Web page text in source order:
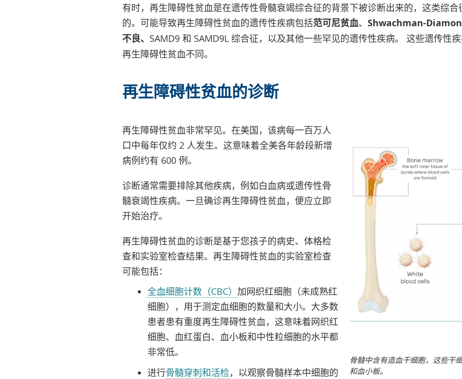
有时，再生障碍性贫血是在遗传性骨髓衰竭综合征的背景下被诊断出来的，这类综
的。可能导致再生障碍性贫血的遗传性疾病包括范可尼贫血、 Shwachman-
不良、 SAMD9 和 SAMD9L 综合征，以及其他一些罕见的遗传性疾病。 这些遗传性
再生障碍性贫血不同。
再生障碍性贫血的诊断
骨髓中含有造血干细胞，这些干
和血小板。
再生障碍性贫血非常罕见。在美国，该病每一百万人
口中每年仅约 2 人发生。这意味着全美各年龄段新增
病例约有 600 例。
诊断通常需要排除其他疾病，例如白血病或遗传性骨
髓衰竭性疾病。一旦确诊再生障碍性贫血，便应立即
开始治疗。
再生障碍性贫血的诊断是基于您孩子的病史、体格检
查和实验室检查结果。再生障碍性贫血的实验室检查
可能包括：
全血细胞计数（CBC） 加网织红细胞（未成熟红
细胞），用于测定血细胞的数量和大小。大多数
患者患有重度再生障碍性贫血，这意味着网织红
细胞、血红蛋白、血小板和中性粒细胞的水平都
非常低。
进行骨髓穿刺和活检，以观察骨髓样本中细胞的